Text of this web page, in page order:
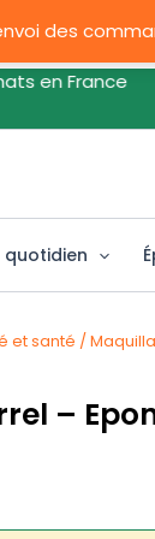
des
France
quotidien
et santé /
–